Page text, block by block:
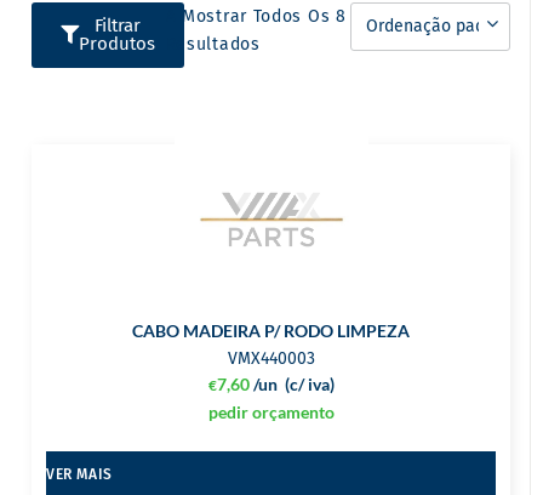
Filtrar
Produtos
A Mostrar Todos Os 8
Resultados
CABO MADEIRA P/ RODO LIMPEZA
VMX440003
€7,60 (c/ iva)
/un
pedir orçamento
VER MAIS